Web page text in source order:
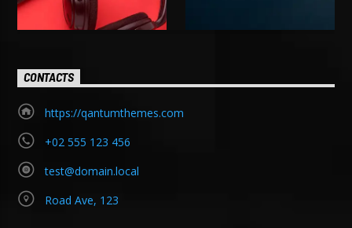
CONTACTS
https://qantumthemes.com
+02 555 123 456
test@domain.local
Road Ave, 123